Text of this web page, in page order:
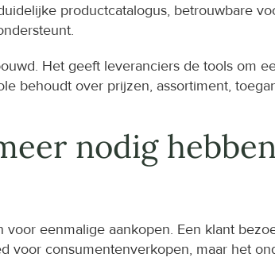
productcatalogus, betrouwbare
Het geeft leveranciers de tools om
behoudt over prijzen, assortiment,
nodig
eenmalige aankopen. Een klant
voor consumentenverkopen, maar het